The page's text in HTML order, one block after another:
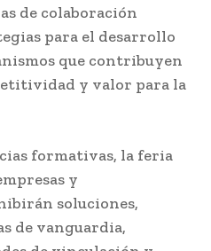
de colaboración
para el desarrollo
que contribuyen
y valor para la
formativas, la feria
y
soluciones,
de vanguardia,